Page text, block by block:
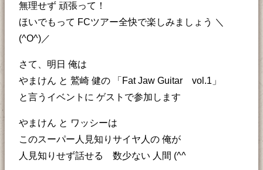
無理せず 頑張って！
ほいでもって FCツアー全快で楽しみましょう ＼
(^O^)／
さて、明日 俺は
やまけん と 鷲崎 健の 「Fat Jaw Guitar vol.1」
と言うイベントに ゲストで参加します
やまけん と ワッシーは
このスーパー人見知りサイヤ人の 俺が
人見知りせず話せる 数少ない 人間 (^^ゞ